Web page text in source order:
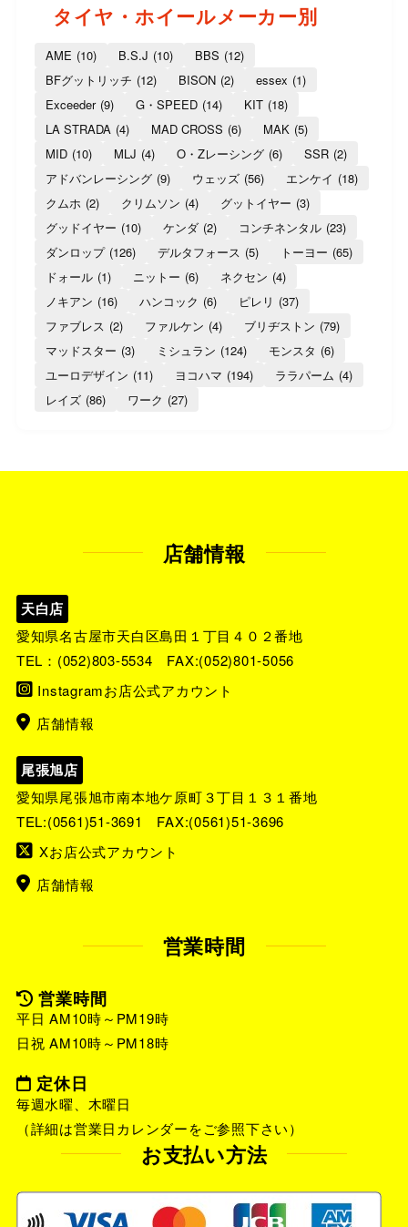
タイヤ・ホイールメーカー別
AME (10) B.S.J (10) BBS (12)
BFグットリッチ (12) BISON (2) essex (1)
Exceeder (9) G・SPEED (14) KIT (18)
LA STRADA (4) MAD CROSS (6) MAK (5)
MID (10) MLJ (4) O・Zレーシング (6) SSR (2)
アドバンレーシング (9) ウェッズ (56) エンケイ (18)
クムホ (2) クリムソン (4) グットイヤー (3)
グッドイヤー (10) ケンダ (2) コンチネンタル (23)
ダンロップ (126) デルタフォース (5) トーヨー (65)
ドォール (1) ニットー (6) ネクセン (4)
ノキアン (16) ハンコック (6) ピレリ (37)
ファブレス (2) ファルケン (4) ブリヂストン (79)
マッドスター (3) ミシュラン (124) モンスタ (6)
ユーロデザイン (11) ヨコハマ (194) ララパーム (4)
レイズ (86) ワーク (27)
店舗情報
天白店
愛知県名古屋市天白区島田１丁目４０２番地
TEL： (052)803-5534 FAX:(052)801-5056
Instagramお店公式アカウント
店舗情報
尾張旭店
愛知県尾張旭市南本地ケ原町３丁目１３１番地
TEL:(0561)51-3691
FAX:(0561)51-3696
Xお店公式アカウント
店舗情報
営業時間
営業時間
平日 AM10時～PM19時
日祝 AM10時～PM18時
定休日
毎週水曜、木曜日
（詳細は営業日カレンダーをご参照下さい）
お支払い方法